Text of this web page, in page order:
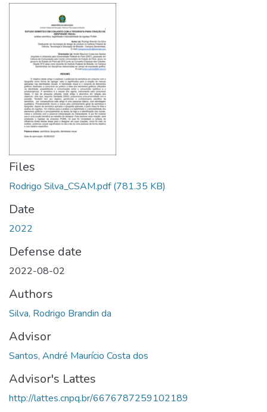
Files
Rodrigo Silva_CSAM.pdf(781.35 KB)
Date
2022
Defense date
2022-08-02
Authors
Silva, Rodrigo Brandin da
Advisor
Santos, André Maurício Costa dos
Advisor's Lattes
http://lattes.cnpq.br/6676787259102189